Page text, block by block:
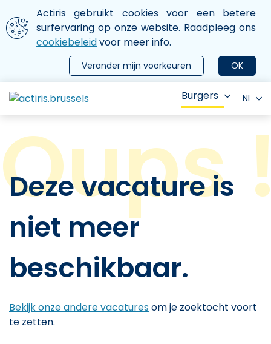
Aller au contenu principal
We gebruiken cookies
Actiris gebruikt cookies voor een betere
surfervaring op onze website. Raadpleeg ons
cookiebeleidvoor meer info.
OK
Verander mijn voorkeuren
le menu
Burgers Nl
Deze vacature is
niet meer
beschikbaar.
Bekijk onze andere vacaturesom je zoektocht voort
te zetten.